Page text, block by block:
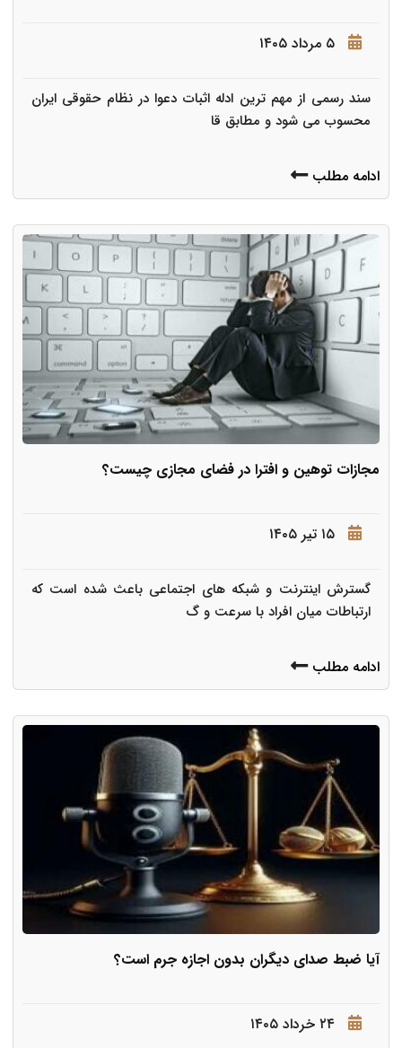
۵ مرداد ۱۴۰۵
سند رسمی از مهم ترین ادله اثبات دعوا در نظام حقوقی ایران
محسوب می شود و مطابق قا
ادامه مطلب
مجازات توهین و افترا در فضای مجازی چیست؟
۱۵ تیر ۱۴۰۵
گسترش اینترنت و شبکه های اجتماعی باعث شده است که
ارتباطات میان افراد با سرعت و گ
ادامه مطلب
آیا ضبط صدای دیگران بدون اجازه جرم است؟
۲۴ خرداد ۱۴۰۵